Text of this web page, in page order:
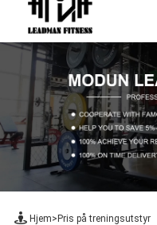
Hjem>Pris på treningsutstyr